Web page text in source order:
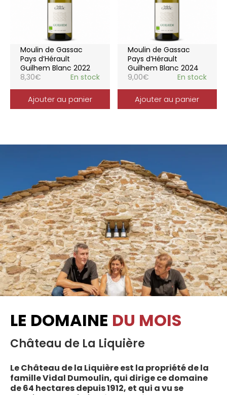
Moulin de Gassac
Pays d’Hérault
Guilhem Blanc 2022
8,30€ En stock
Ajouter au panier
Moulin de Gassac
Pays d’Hérault
Guilhem Blanc 2024
9,00€ En stock
Ajouter au panier
LE DOMAINE DU MOIS
Château de La Liquière
Le Château de la Liquière est la propriété de la
famille Vidal Dumoulin, qui dirige ce domaine
de 64 hectares depuis 1912, et qui a vu se